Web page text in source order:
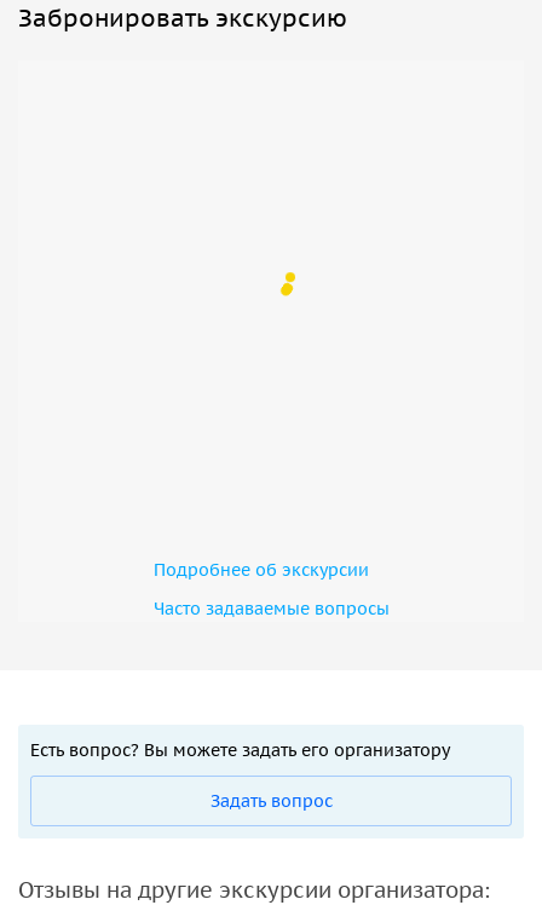
Забронировать экскурсию
Подробнее об экскурсии
Часто задаваемые вопросы
Есть вопрос? Вы можете задать его организатору
Задать вопрос
Отзывы на другие экскурсии организатора: